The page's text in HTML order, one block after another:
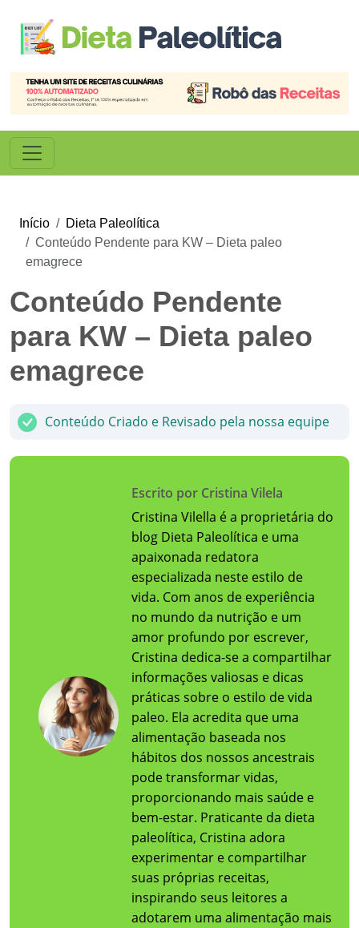
Início
Dieta Paleolítica
Conteúdo Pendente para KW – Dieta paleo
emagrece
Conteúdo Pendente
para KW – Dieta paleo
emagrece
Conteúdo Criado e Revisado pela nossa equipe
Escrito por Cristina Vilela
Cristina Vilella é a proprietária do
blog Dieta Paleolítica e uma
apaixonada redatora
especializada neste estilo de
vida. Com anos de experiência
no mundo da nutrição e um
amor profundo por escrever,
Cristina dedica-se a compartilhar
informações valiosas e dicas
práticas sobre o estilo de vida
paleo. Ela acredita que uma
alimentação baseada nos
hábitos dos nossos ancestrais
pode transformar vidas,
proporcionando mais saúde e
bem-estar. Praticante da dieta
paleolítica, Cristina adora
experimentar e compartilhar
suas próprias receitas,
inspirando seus leitores a
adotarem uma alimentação mais